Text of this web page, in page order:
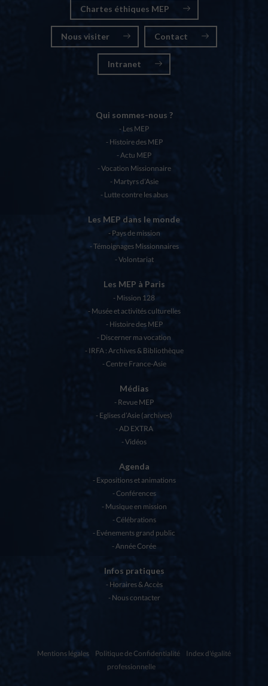
Chartes éthiques MEP
Nous visiter Contact
Intranet
Qui sommes-nous ?
Les MEP
Histoire des MEP
Actu MEP
Vocation Missionnaire
Martyrs d’Asie
Lutte contre les abus
Les MEP dans le monde
Pays de mission
Témoignages Missionnaires
Volontariat
Les MEP à Paris
Mission 128
Musée et activités culturelles
Histoire des MEP
Discerner ma vocation
IRFA : Archives & Bibliothèque
Centre France-Asie
Médias
Revue MEP
Eglises d’Asie (archives)
AD EXTRA
Vidéos
Agenda
Expositions et animations
Conférences
Musique en mission
Célébrations
Evénements grand public
Année Corée
Infos pratiques
Horaires & Accès
Nous contacter
Mentions légales Politique de Confidentialité
Index d'égalité
professionnelle